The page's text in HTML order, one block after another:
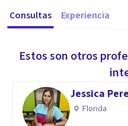
Consultas Experiencia
Estos son otros
Jessica
Florida